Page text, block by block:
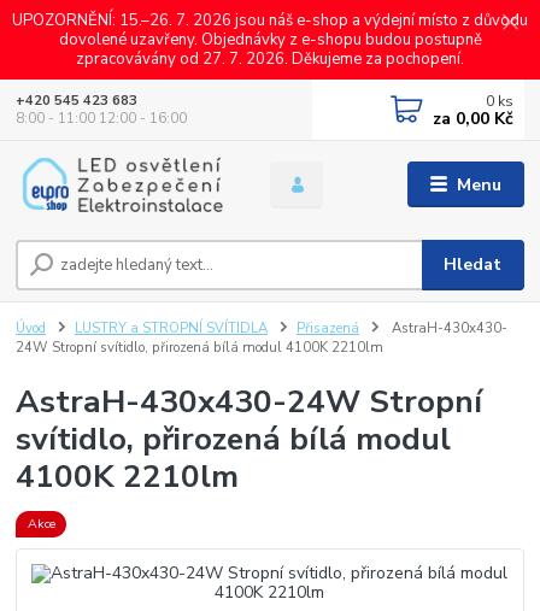
UPOZORNĚNÍ: 15.–26. 7. 2026 jsou náš e-shop a výdejní místo z důvodu
dovolené uzavřeny. Objednávky z e-shopu budou postupně
zpracovávány od 27. 7. 2026. Děkujeme za pochopení.
Menu
Hledat
+420 545 423 683
8:00 - 11:00 12:00 - 16:00
0 ks
za 0,00 Kč
Úvod LUSTRY a STROPNÍ SVÍTIDLA Přisazená
AstraH-430x430-
24W Stropní svítidlo, přirozená bílá modul 4100K 2210lm
AstraH-430x430-24W Stropní
svítidlo, přirozená bílá modul
4100K 2210lm
Akce